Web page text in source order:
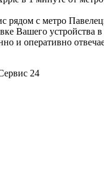
рядом с метро
Вашего устройства в
и оперативно
24